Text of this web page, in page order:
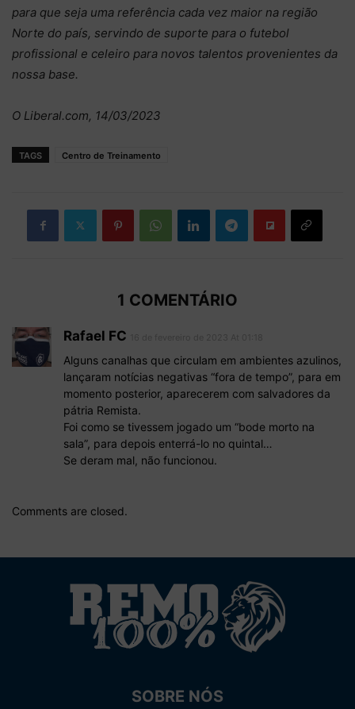
para que seja uma referência cada vez maior na região
Norte do país, servindo de suporte para o futebol
profissional e celeiro para novos talentos provenientes da
nossa base.
O Liberal.com, 14/03/2023
TAGS Centro de Treinamento
1 COMENTÁRIO
Rafael FC
Alguns canalhas que circulam em ambientes azulinos,
lançaram notícias negativas “fora de tempo”, para em
momento posterior, aparecerem com salvadores da
pátria Remista.
Foi como se tivessem jogado um “bode morto na
sala”, para depois enterrá-lo no quintal…
Se deram mal, não funcionou.
Comments are closed.
SOBRE NÓS